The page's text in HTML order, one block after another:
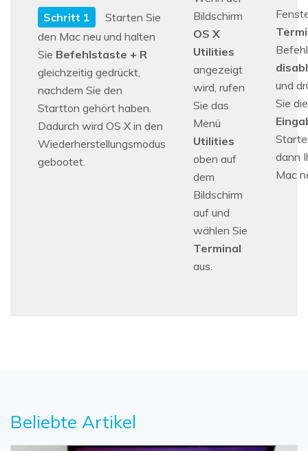
Schritt 1
Starten Sie
den Mac neu und halten
Sie Befehlstaste + R
gleichzeitig gedrückt,
nachdem Sie den
Startton gehört haben.
Dadurch wird OS X in den
Wiederherstellungsmodus
gebootet.
Bildschirm
OS X
Utilities
angezeigt
wird, rufen
Sie das
Menü
Utilities
oben auf
dem
Bildschirm
auf und
wählen Sie
Terminal
aus.
und
Sie die
dann
Mac
Beliebte Artikel